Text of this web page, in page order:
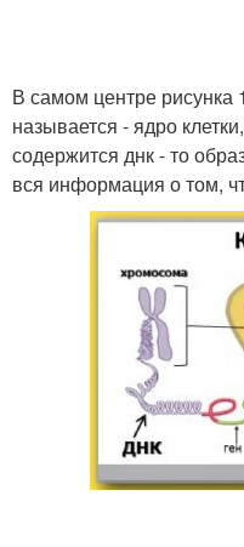
В самом центре рисунка
называется - ядро
содержится днк - то
вся информация о том,